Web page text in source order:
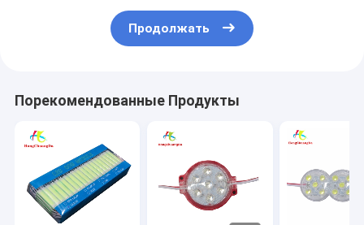
Продолжать
Порекомендованные Продукты